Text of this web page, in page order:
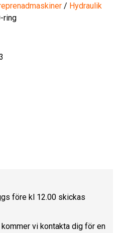
/ Hydraulik
ring
före kl 12.00 skickas
vi kontakta dig för en